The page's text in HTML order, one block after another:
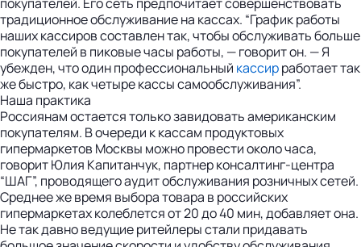
традиционное обслуживание на кассах. “График работы
наших кассиров составлен так, чтобы обслуживать больше
покупателей в пиковые часы работы, — говорит он. — Я
убежден, что один профессиональный кассирработает так
же быстро, как четыре кассы самообслуживания”.
Наша практика
Россиянам остается только завидовать американским
покупателям. В очереди к кассам продуктовых
гипермаркетов Москвы можно провести около часа,
говорит Юлия Капитанчук, партнер консалтинг-центра
“ШАГ”, проводящего аудит обслуживания розничных сетей.
Среднее же время выбора товара в российских
гипермаркетах колеблется от 20 до 40 мин, добавляет она.
Не так давно ведущие ритейлеры стали придавать